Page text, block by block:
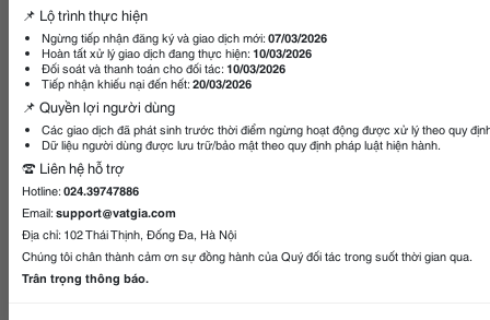
📌 Lộ trình thực hiện
Ngừng tiếp nhận đăng ký và giao dịch mới:07/03/2026
Hoàn tất xử lý giao dịch đang thực hiện: 10/03/2026
Đối soát và thanh toán cho đối tác: 10/03/2026
Tiếp nhận khiếu nại đến hết:20/03/2026
📌 Quyền lợi người dùng
Các giao dịch đã phát sinh trước thời điểm ngừng hoạt động được xử lý theo quy
Dữ liệu người dùng được lưu trữ/bảo mật theo quy định pháp luật hiện hành.
☎️ Liên hệ hỗ trợ
Hotline:024.39747886
Email:support@vatgia.com
Địa chỉ: 102 Thái Thịnh, Đống Đa, Hà Nội
Chúng tôi chân thành cảm ơn sự đồng hành của Quý đối tác trong suốt thời gian qua.
Trân trọng thông báo.